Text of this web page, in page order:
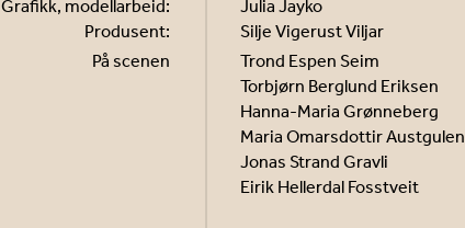
Grafikk, modellarbeid:
Julia Jayko
Produsent:
Silje Vigerust Viljar
På scenen
Trond Espen Seim
Torbjørn Berglund Eriksen
Hanna-Maria Grønneberg
Maria Omarsdottir Austgulen
Jonas Strand Gravli
Eirik Hellerdal Fosstveit